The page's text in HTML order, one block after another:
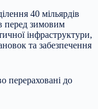
40 мільярдів
перед зимовим
інфраструктури,
та забезпечення
перераховані до